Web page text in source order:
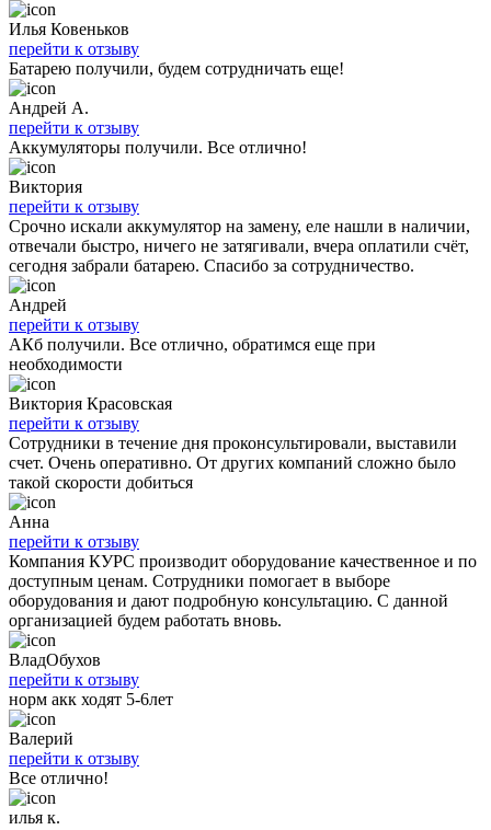
Илья Ковеньков
перейти к отзыву
Батарею получили, будем сотрудничать еще!
Андрей А.
перейти к отзыву
Аккумуляторы получили. Все отлично!
Виктория
перейти к отзыву
Срочно искали аккумулятор на замену, еле нашли в наличии,
отвечали быстро, ничего не затягивали, вчера оплатили счёт,
сегодня забрали батарею. Спасибо за сотрудничество.
Андрей
перейти к отзыву
АКб получили. Все отлично, обратимся еще при
необходимости
Виктория Красовская
перейти к отзыву
Сотрудники в течение дня проконсультировали, выставили
счет. Очень оперативно. От других компаний сложно было
такой скорости добиться
Анна
перейти к отзыву
Компания КУРС производит оборудование качественное и по
доступным ценам. Сотрудники помогает в выборе
оборудования и дают подробную консультацию. С данной
организацией будем работать вновь.
ВладОбухов
перейти к отзыву
норм акк ходят 5-6лет
Валерий
перейти к отзыву
Все отлично!
илья к.